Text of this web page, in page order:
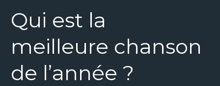
Qui est la
meilleure chanson
de l’année ?